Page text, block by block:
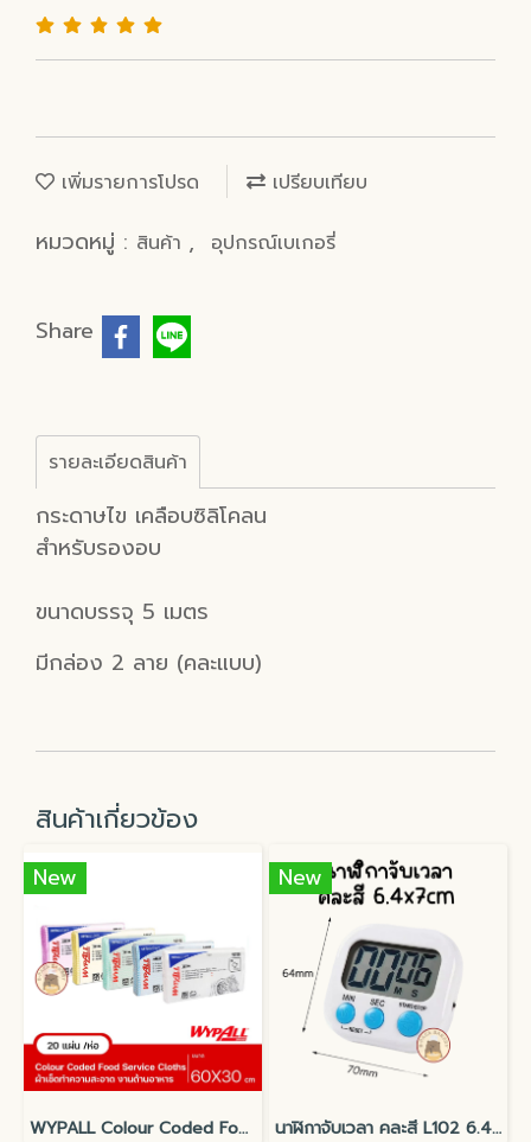
เพิ่มรายการโปรด เปรียบเทียบ
หมวดหมู่ : สินค้า , อุปกรณ์เบเกอรี่
Share
รายละเอียดสินค้า
กระดาษไข เคลือบซิลิโคลน
สำหรับรองอบ
ขนาดบรรจุ 5 เมตร
มีกล่อง 2 ลาย (คละแบบ)
สินค้าเกี่ยวข้อง
New
WYPALL Colour Coded Food Service Cloths (20 wipers )
New
นาฬิกาจับเวลา คละสี L102 6.4x7cm